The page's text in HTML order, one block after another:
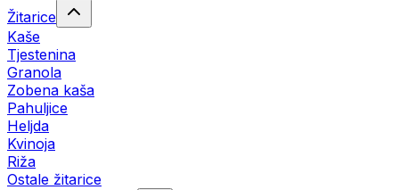
Žitarice
Kaše
Tjestenina
Granola
Zobena kaša
Pahuljice
Heljda
Kvinoja
Riža
Ostale žitarice